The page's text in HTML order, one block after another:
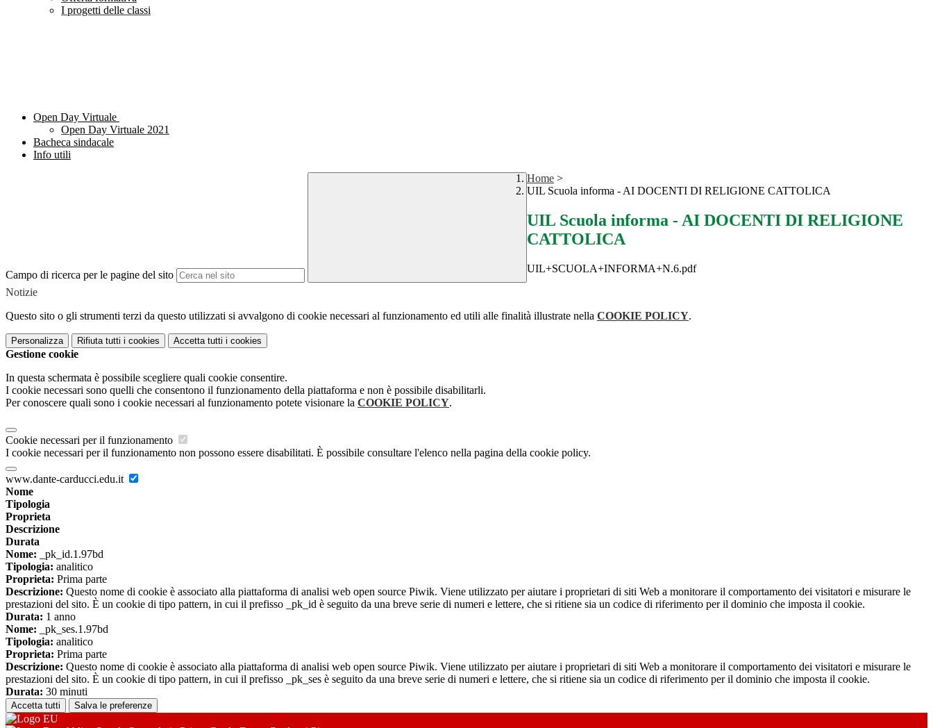
I progetti delle classi
Open Day Virtuale
Open Day Virtuale 2021
Bacheca sindacale
Info utili
Campo di ricerca per le pagine del sito
Home >
UIL Scuola informa - AI DOCENTI DI RELIGIONE CATTOLICA
UIL Scuola informa - AI DOCENTI DI RELIGIONE
CATTOLICA
UIL+SCUOLA+INFORMA+N.6.pdf
Notizie
Questo sito o gli strumenti terzi da questo utilizzati si avvalgono di cookie necessari al funzionamento ed utili alle finalità illustrate nella COOKIE POLICY.
Personalizza Rifiuta tutti i cookies Accetta tutti i cookies
Gestione cookie
In questa schermata è possibile scegliere quali cookie consentire.
I cookie necessari sono quelli che consentono il funzionamento della piattaforma e non è possibile disabilitarli.
Per conoscere quali sono i cookie necessari al funzionamento potete visionare la COOKIE POLICY.
Cookie necessari per il funzionamento
I cookie necessari per il funzionamento non possono essere disabilitati. È possibile consultare l'elenco nella pagina della cookie policy.
www.dante-carducci.edu.it
Nome
Tipologia
Proprieta
Descrizione
Durata
Nome: _pk_id.1.97bd
Tipologia: analitico
Proprieta: Prima parte
Descrizione: Questo nome di cookie è associato alla piattaforma di analisi web open source Piwik. Viene utilizzato per aiutare i proprietari di siti Web a monitorare il comportamento dei visitatori e misurare le
prestazioni del sito. È un cookie di tipo pattern, in cui il prefisso _pk_id è seguito da una breve serie di numeri e lettere, che si ritiene sia un codice di riferimento per il dominio che imposta il cookie.
Durata: 1 anno
Nome: _pk_ses.1.97bd
Tipologia: analitico
Proprieta: Prima parte
Descrizione: Questo nome di cookie è associato alla piattaforma di analisi web open source Piwik. Viene utilizzato per aiutare i proprietari di siti Web a monitorare il comportamento dei visitatori e misurare le
prestazioni del sito. È un cookie di tipo pattern, in cui il prefisso _pk_ses è seguito da una breve serie di numeri e lettere, che si ritiene sia un codice di riferimento per il dominio che imposta il cookie.
Durata: 30 minuti
Accetta tutti Salva le preferenze